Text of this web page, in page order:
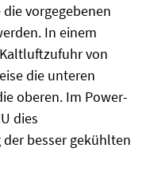
vorgegebenen
In einem
von
die unteren
oberen. Im Power-
dies
besser gekühlten